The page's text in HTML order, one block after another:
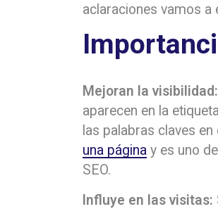
aclaraciones vamos a
Mejoran la visibilidad:
aparecen en la
las palabras claves
una página y es uno
SEO.
Influye en las visitas: